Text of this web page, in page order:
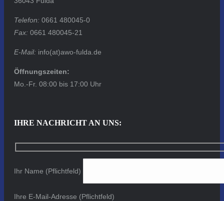
Telefon: 0661 480045-0
Fax: 0661 480045-21
E-Mail: info(at)awo-fulda.de
Öffnungszeiten:
Mo.-Fr. 08:00 bis 17:00 Uhr
IHRE NACHRICHT AN UNS:
Ihr Name (Pflichtfeld)
Ihre E-Mail-Adresse (Pflichtfeld)